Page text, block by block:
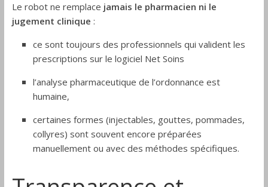
Le robot ne remplace jamais le pharmacien ni le
jugement clinique :
ce sont toujours des professionnels qui valident les
prescriptions sur le logiciel Net Soins
l’analyse pharmaceutique de l’ordonnance est
humaine,
certaines formes (injectables, gouttes, pommades,
collyres) sont souvent encore préparées
manuellement ou avec des méthodes spécifiques.